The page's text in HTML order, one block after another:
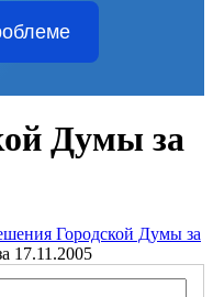
Думы за
Городской Думы за
17.11.2005